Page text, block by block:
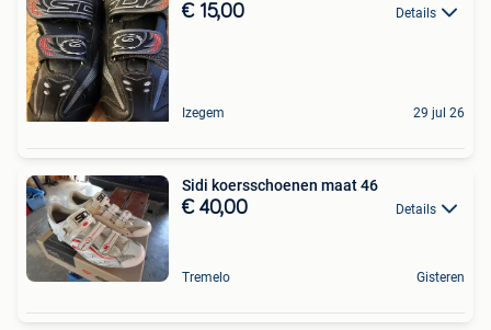
€ 15,00 Details
Izegem 29 jul 26
Sidi koersschoenen maat 46
€ 40,00 Details
Tremelo Gisteren